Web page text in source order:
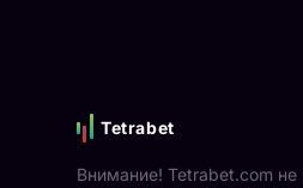
Tetrabet
Внимание! Tetrabet.com не